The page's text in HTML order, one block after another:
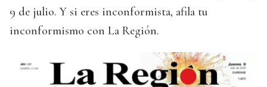
9 de julio. Y si eres inconformista, afila tu
inconformismo con La Región.